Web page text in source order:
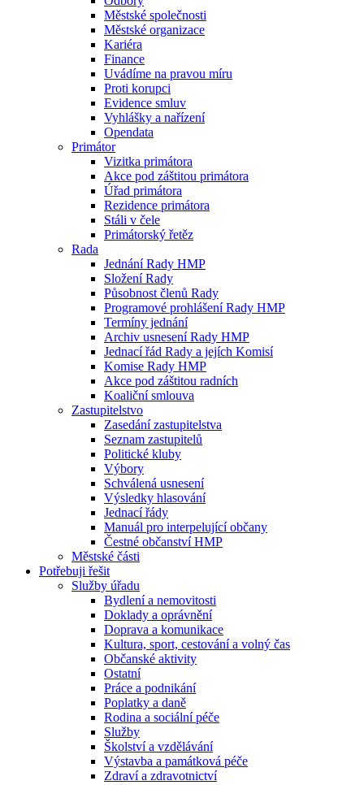
Městské společnosti
Městské organizace
Kariéra
Finance
Uvádíme na pravou míru
Proti korupci
Evidence smluv
Vyhlášky a nařízení
Opendata
Primátor
Vizitka primátora
Akce pod záštitou primátora
Úřad primátora
Rezidence primátora
Stáli v čele
Primátorský řetěz
Rada
Jednání Rady HMP
Složení Rady
Působnost členů Rady
Programové prohlášení Rady HMP
Termíny jednání
Archiv usnesení Rady HMP
Jednací řád Rady a jejích Komisí
Komise Rady HMP
Akce pod záštitou radních
Koaliční smlouva
Zastupitelstvo
Zasedání zastupitelstva
Seznam zastupitelů
Politické kluby
Výbory
Schválená usnesení
Výsledky hlasování
Jednací řády
Manuál pro interpelující občany
Čestné občanství HMP
Městské části
Potřebuji řešit
Služby úřadu
Bydlení a nemovitosti
Doklady a oprávnění
Doprava a komunikace
Kultura, sport, cestování a volný čas
Občanské aktivity
Ostatní
Práce a podnikání
Poplatky a daně
Rodina a sociální péče
Služby
Školství a vzdělávání
Výstavba a památková péče
Zdraví a zdravotnictví